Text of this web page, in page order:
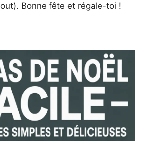
Bonne fête et régale-toi !